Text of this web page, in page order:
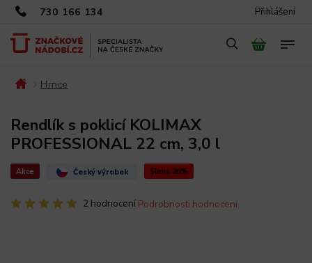
730 166 134 Přihlášení
Hrnce
Rendlík s poklicí KOLIMAX
PROFESSIONAL 22 cm, 3,0 l
Akce Český výrobek Sleva 26%
2 hodnocení Podrobnosti hodnocení